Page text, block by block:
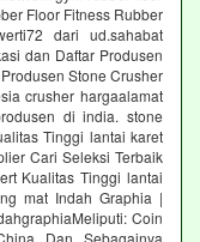
Floor Fitness Rubber
dari ud.sahabat
dan Daftar Produsen
Stone Crusher
crusher hargaalamat
di india. stone
Tinggi lantai karet
Cari Seleksi Terbaik
Kualitas Tinggi lantai
mat Indah Graphia |
Coin